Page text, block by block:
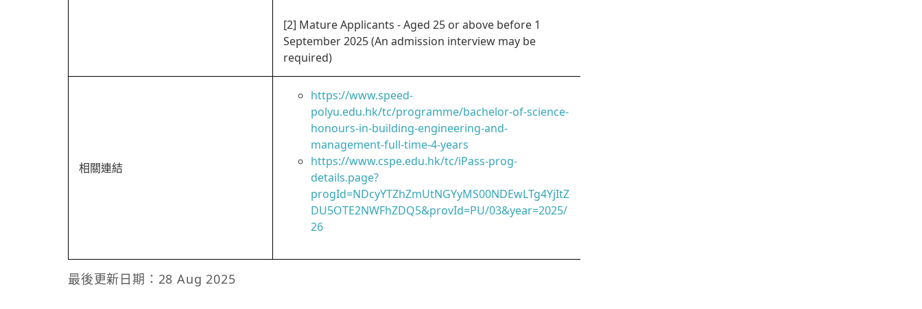
[2] Mature Applicants - Aged 25 or above before 1
September 2025 (An admission interview may be
required)
相關連結
https://www.speed-
polyu.edu.hk/tc/programme/bachelor-of-science-
honours-in-building-engineering-and-
management-full-time-4-years
https://www.cspe.edu.hk/tc/iPass-prog-
details.page?
progId=NDcyYTZhZmUtNGYyMS00NDEwLTg4YjItZ
DU5OTE2NWFhZDQ5&provId=PU/03&year=2025/
26
最後更新日期：28 Aug 2025